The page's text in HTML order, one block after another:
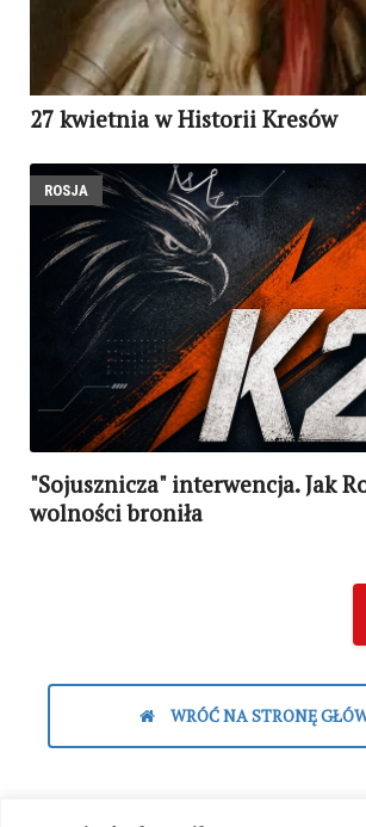
27 kwietnia w Historii Kresów
ROSJA
"Sojusznicza" interwencja. Jak
wolności broniła
WRÓĆ NA STRONĘ